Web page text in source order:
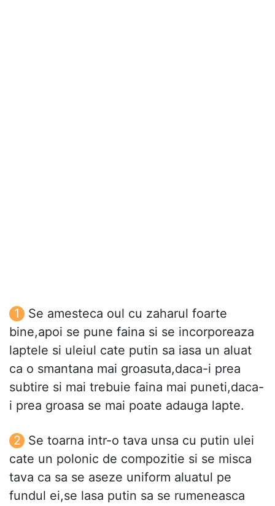
Se amesteca oul cu zaharul foarte
bine,apoi se pune faina si se incorporeaza
laptele si uleiul cate putin sa iasa un aluat
ca o smantana mai groasuta,daca-i prea
subtire si mai trebuie faina mai puneti,daca-
i prea groasa se mai poate adauga lapte.
Se toarna intr-o tava unsa cu putin ulei
cate un polonic de compozitie si se misca
tava ca sa se aseze uniform aluatul pe
fundul ei,se lasa putin sa se rumeneasca